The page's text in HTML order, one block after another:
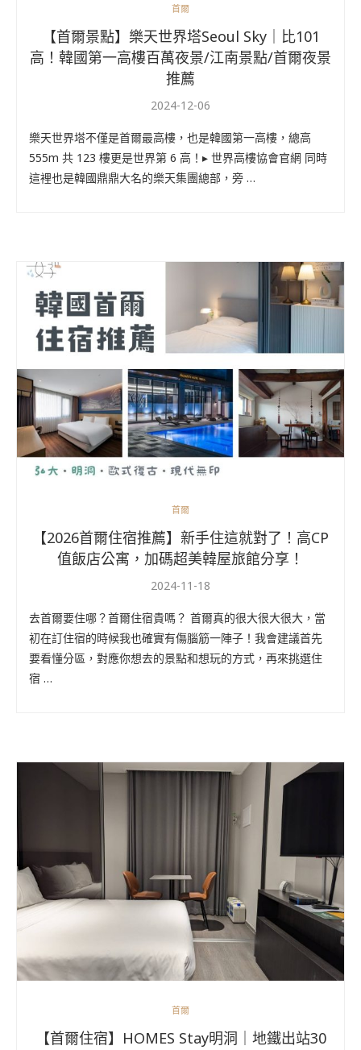
首爾
【首爾景點】樂天世界塔Seoul Sky｜比101
高！韓國第一高樓百萬夜景/江南景點/首爾夜景
推薦
2024-12-06
樂天世界塔不僅是首爾最高樓，也是韓國第一高樓，總高
555m 共 123 樓更是世界第 6 高！▸ 世界高樓協會官網 同時
這裡也是韓國鼎鼎大名的樂天集團總部，旁 …
首爾
【2026首爾住宿推薦】新手住這就對了！高CP
值飯店公寓，加碼超美韓屋旅館分享！
2024-11-18
去首爾要住哪？首爾住宿貴嗎？ 首爾真的很大很大很大，當
初在訂住宿的時候我也確實有傷腦筋一陣子！我會建議首先
要看懂分區，對應你想去的景點和想玩的方式，再來挑選住
宿 …
首爾
【首爾住宿】HOMES Stay明洞｜地鐵出站30